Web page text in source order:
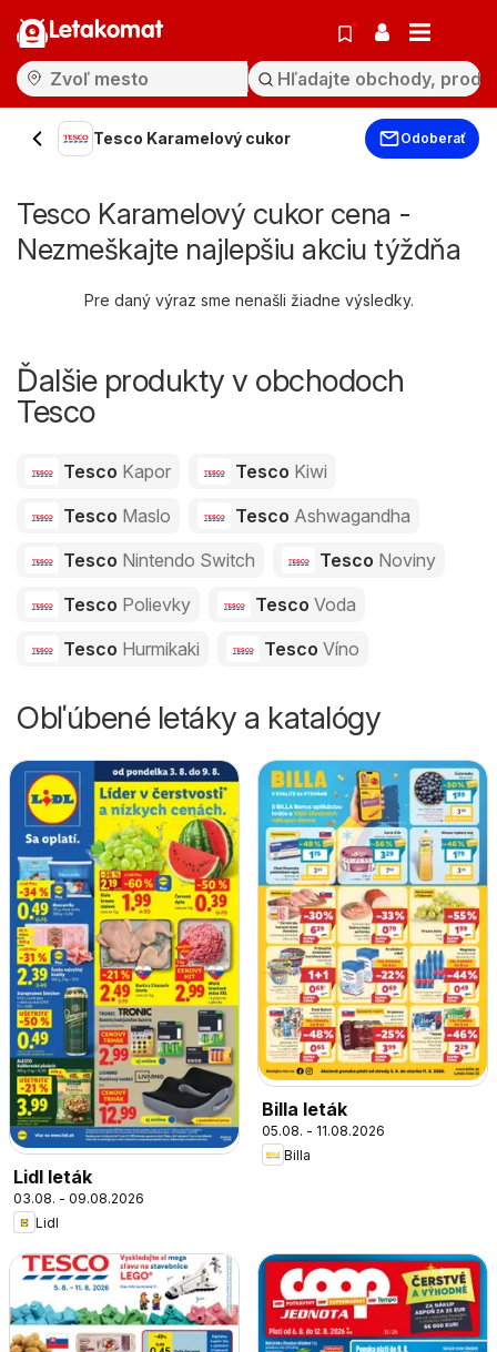
Letakomat
Tesco Karamelový cukor Odoberať
Tesco Karamelový cukor cena -
Nezmeškajte najlepšiu akciu týždňa
Pre daný výraz sme nenašli žiadne výsledky.
Ďalšie produkty v obchodoch
Tesco
Tesco Kapor Tesco Kiwi
Tesco Maslo Tesco Ashwagandha
Tesco Nintendo Switch Tesco Noviny
Tesco Polievky Tesco Voda
Tesco Hurmikaki Tesco Víno
Obľúbené letáky a katalógy
Lidl leták
03.08. - 09.08.2026
Lidl
Billa leták
05.08. - 11.08.2026
Billa